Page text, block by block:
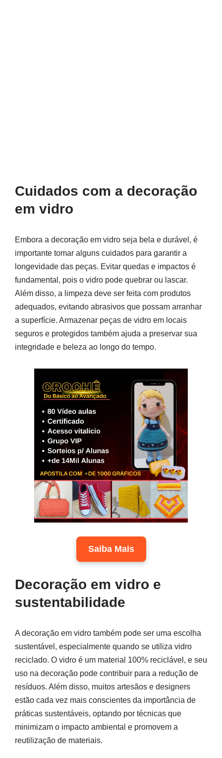
Cuidados com a decoração
em vidro
Embora a decoração em vidro seja bela e durável, é
importante tomar alguns cuidados para garantir a
longevidade das peças. Evitar quedas e impactos é
fundamental, pois o vidro pode quebrar ou lascar.
Além disso, a limpeza deve ser feita com produtos
adequados, evitando abrasivos que possam arranhar
a superfície. Armazenar peças de vidro em locais
seguros e protegidos também ajuda a preservar sua
integridade e beleza ao longo do tempo.
Saiba Mais
Decoração em vidro e
sustentabilidade
A decoração em vidro também pode ser uma escolha
sustentável, especialmente quando se utiliza vidro
reciclado. O vidro é um material 100% reciclável, e seu
uso na decoração pode contribuir para a redução de
resíduos. Além disso, muitos artesãos e designers
estão cada vez mais conscientes da importância de
práticas sustentáveis, optando por técnicas que
minimizam o impacto ambiental e promovem a
reutilização de materiais.